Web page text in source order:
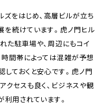
ズをはじめ、高層ビルが立ち
を続けています。虎ノ門ヒル
た駐車場や、周辺にもコイ
間帯によっては混雑が予想
ておくと安心です。虎ノ門
クセスも良く、ビジネスや観
用されています。